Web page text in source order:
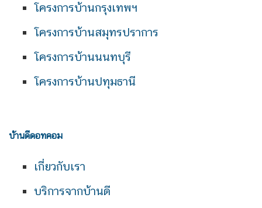
โครงการบ้านกรุงเทพฯ
โครงการบ้านสมุทรปราการ
โครงการบ้านนนทบุรี
โครงการบ้านปทุมธานี
บ้านดีดอทคอม
เกี่ยวกับเรา
บริการจากบ้านดี